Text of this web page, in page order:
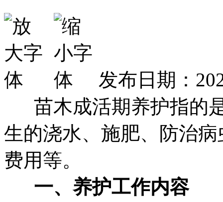
发布日期：
苗木成活期养护指的
生的浇水、施肥、防治
费用等。
一、养护工作内容